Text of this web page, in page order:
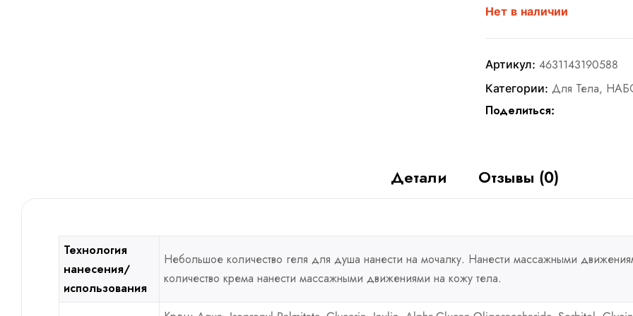
Нет в наличии
Артикул: 4631143190588
Категории: Для Тела,
Поделиться:
Детали Отзывы (0)
Технология
нанесения/
использования
Небольшое количество геля для душа нанести на мочалку. Нанести массажными
количество крема нанести массажными движениями на кожу тела.